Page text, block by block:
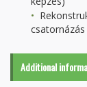
Additional